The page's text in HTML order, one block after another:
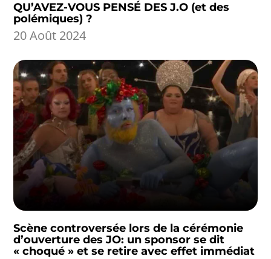
QU’AVEZ-VOUS PENSÉ DES J.O (et des
polémiques) ?
20 Août 2024
Scène controversée lors de la cérémonie
d’ouverture des JO: un sponsor se dit
« choqué » et se retire avec effet immédiat